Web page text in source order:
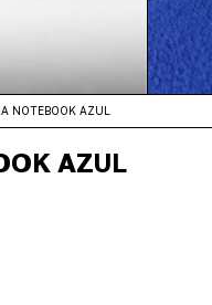
NOTEBOOK AZUL
AZUL